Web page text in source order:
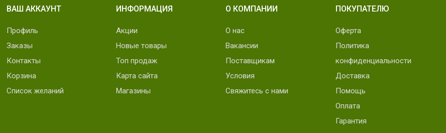
ВАШ АККАУНТ
Профиль
Заказы
Контакты
Корзина
Список желаний
ИНФОРМАЦИЯ
Акции
Новые товары
Топ продаж
Карта сайта
Магазины
О КОМПАНИИ
О нас
Вакансии
Поставщикам
Условия
Свяжитесь с нами
ПОКУПАТЕЛЮ
Оферта
Политика
конфиденциальности
Доставка
Помощь
Оплата
Гарантия